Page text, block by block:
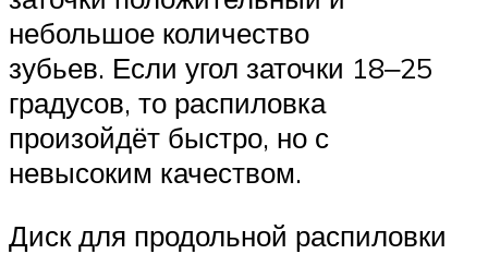
небольшое количество
зубьев. Если угол заточки 18‒25
градусов, то распиловка
произойдёт быстро, но с
невысоким качеством.
Диск для продольной распиловки